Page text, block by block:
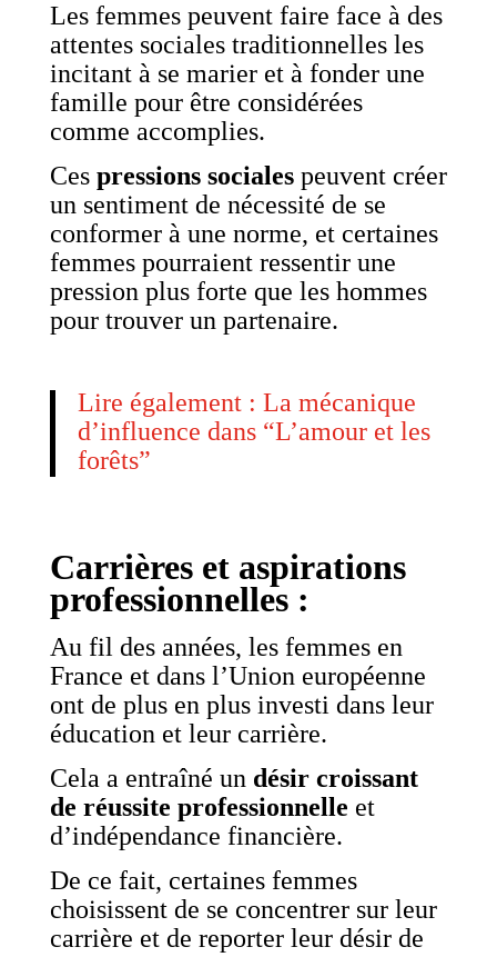
Les femmes peuvent faire face à des
attentes sociales traditionnelles les
incitant à se marier et à fonder une
famille pour être considérées
comme accomplies.
Ces pressions socialespeuvent créer
un sentiment de nécessité de se
conformer à une norme, et certaines
femmes pourraient ressentir une
pression plus forte que les hommes
pour trouver un partenaire.
Lire également : La mécanique
d’influence dans “L’amour et les
forêts”
Carrières et aspirations
professionnelles :
Au fil des années, les femmes en
France et dans l’Union européenne
ont de plus en plus investi dans leur
éducation et leur carrière.
Cela a entraîné un désir croissant
de réussite professionnelle et
d’indépendance financière.
De ce fait, certaines femmes
choisissent de se concentrer sur leur
carrière et de reporter leur désir de